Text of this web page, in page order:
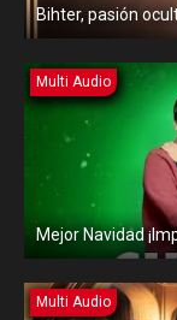
Bihter, pasión
Multi Audio
Mejor Navidad
Multi Audio